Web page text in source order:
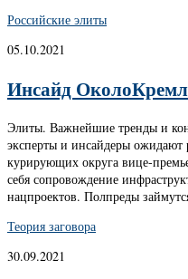
Российские элиты
05.10.2021
Инсайд
Элиты. Важнейшие тренды и
эксперты и инсайдеры ожидают
курирующих округа вице-
себя сопровождение
нацпроектов. Полпреды
Теория заговора
30.09.2021